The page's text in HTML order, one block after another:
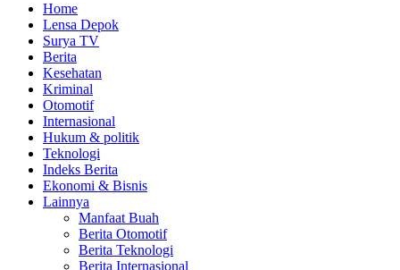
Home
Lensa Depok
Surya TV
Berita
Kesehatan
Kriminal
Otomotif
Internasional
Hukum & politik
Teknologi
Indeks Berita
Ekonomi & Bisnis
Lainnya
Manfaat Buah
Berita Otomotif
Berita Teknologi
Berita Internasional